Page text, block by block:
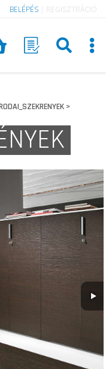
BELÉPÉS REGISZTRÁCIÓ
>